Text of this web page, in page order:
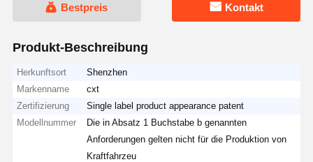
Bestpreis Kontakt
Produkt-Beschreibung
Herkunftsort
Shenzhen
Markenname
cxt
Zertifizierung
Single label product appearance patent
Modellnummer
Die in Absatz 1 Buchstabe b genannten
Anforderungen gelten nicht für die Produktion von
Kraftfahrzeu